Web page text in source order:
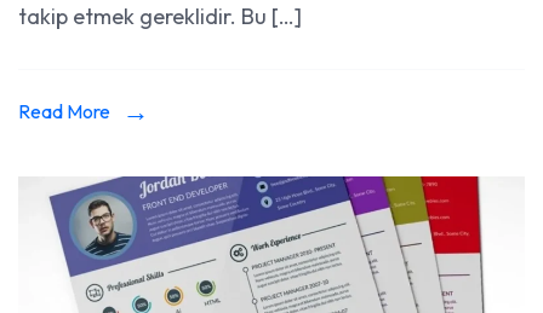
takip etmek gereklidir. Bu […]
Read More